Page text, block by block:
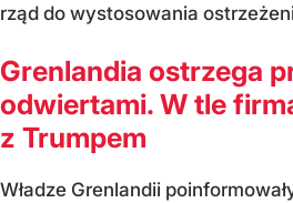
rząd do wystosowania
Grenlandia ostrzega
odwiertami. W tle
z Trumpem
Władze Grenlandii